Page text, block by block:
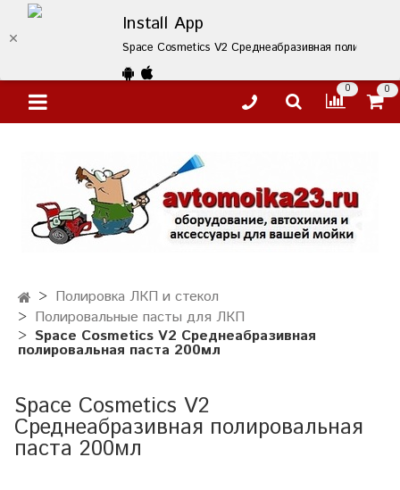
Install App
Space Cosmetics V2 Среднеабразивная
0 0
Полировка ЛКП и стекол
Полировальные пасты для ЛКП
Space Cosmetics V2 Среднеабразивная
полировальная паста 200мл
Space Cosmetics V2
Среднеабразивная полировальная
паста 200мл